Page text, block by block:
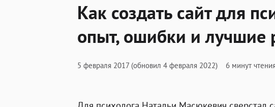
Как создать сайт для
опыт, ошибки и лучшие
5 февраля 2017 (обновил 4 февраля 2022) 6 минут чтения